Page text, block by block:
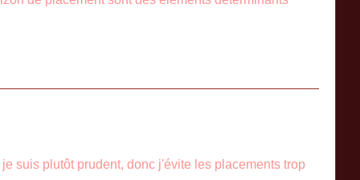
suis plutôt prudent, donc j'évite les placements trop